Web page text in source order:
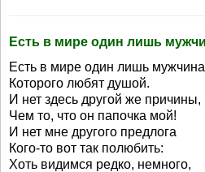
Есть в мире один лишь
Есть в мире один лишь
Которого любят душой.
И нет здесь другой же причины,
Чем то, что он папочка мой!
И нет мне другого предлога
Кого-то вот так полюбить:
Хоть видимся редко, немного,